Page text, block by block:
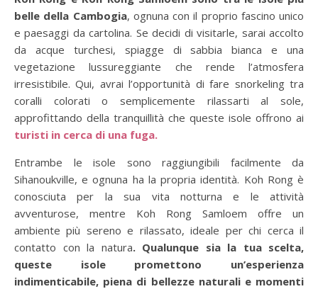
belle della Cambogia, ognuna con il proprio fascino unico
e paesaggi da cartolina. Se decidi di visitarle, sarai accolto
da acque turchesi, spiagge di sabbia bianca e una
vegetazione lussureggiante che rende l’atmosfera
irresistibile. Qui, avrai l’opportunità di fare snorkeling tra
coralli colorati o semplicemente rilassarti al sole,
approfittando della tranquillità che queste isole offrono ai
turisti in cerca di una fuga.
Entrambe le isole sono raggiungibili facilmente da
Sihanoukville, e ognuna ha la propria identità. Koh Rong è
conosciuta per la sua vita notturna e le attività
avventurose, mentre Koh Rong Samloem offre un
ambiente più sereno e rilassato, ideale per chi cerca il
contatto con la natura. Qualunque sia la tua scelta,
queste isole promettono un’esperienza
indimenticabile, piena di bellezze naturali e momenti